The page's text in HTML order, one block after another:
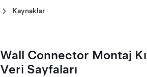
Kablolu 1. Nesil Mobil Konnektör
Kablolu 1. Nesil Mobil Konnektör
Avrupa (Magyar)
Kablolu 1. Nesil Mobil Konnektör
CCS Combo 2 Adaptör Kullanım
Kaynaklar
Wall Connector Montaj
Veri Sayfaları